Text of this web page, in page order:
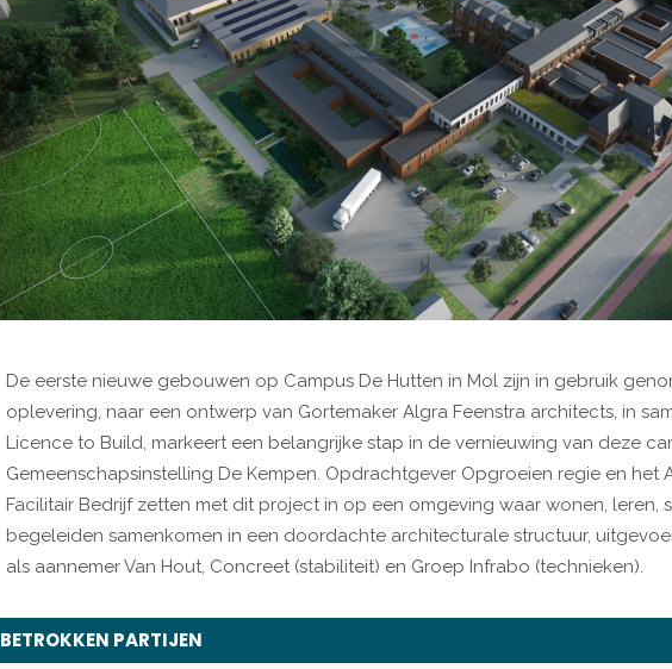
De eerste nieuwe gebouwen op Campus De Hutten in Mol zijn in gebruik
oplevering, naar een ontwerp van Gortemaker Algra Feenstra architects, in
Licence to Build, markeert een belangrijke stap in de vernieuwing van deze
Gemeenschapsinstelling De Kempen. Opdrachtgever Opgroeien regie en het
Facilitair Bedrijf zetten met dit project in op een omgeving waar wonen, leren,
begeleiden samenkomen in een doordachte architecturale structuur,
als aannemer Van Hout, Concreet (stabiliteit) en Groep Infrabo (technieken).
BETROKKEN PARTIJEN